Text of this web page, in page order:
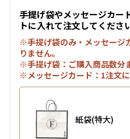
手提げ袋やメッセージカー
トに入れて注文してくださ
※手提げ袋のみ・メッセージ
りません。
※手提げ袋：ご購入商品数分
※メッセージカード：1注文
紙袋(特大)